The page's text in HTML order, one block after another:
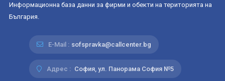
Информационна база данни за фирми и обекти на територията на
България.
E-Mail : sofspravka@callcenter.bg
Адрес : София, ул. Панорама София №5